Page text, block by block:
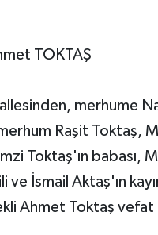
TOKTAŞ
merhume
Raşit Toktaş,
Toktaş'ın babası,
ve İsmail Aktaş'ın
Ahmet Toktaş